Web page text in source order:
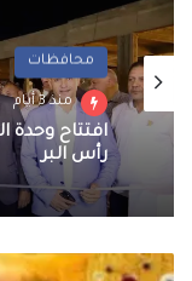
محافظات
منذ 3 أيام
افتتاح وحدة
رأس البر
أسعار